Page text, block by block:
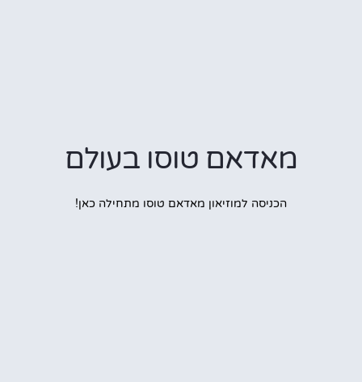
מאדאם טוסו בעולם
הכניסה למוזיאון מאדאם טוסו מתחילה כאן!